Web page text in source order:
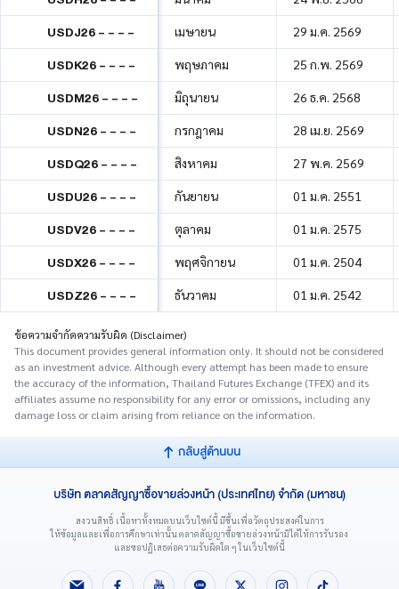
USDJ26 - - - - เมษายน 29 ม.ค. 2569
USDK26 - - - - พฤษภาคม 25 ก.พ. 2569
USDM26 - - - - มิถุนายน 26 ธ.ค. 2568
USDN26 - - - - กรกฎาคม 28 เม.ย. 2569
USDQ26 - - - - สิงหาคม 27 พ.ค. 2569
USDU26 - - - - กันยายน 01 ม.ค. 2551
USDV26 - - - - ตุลาคม 01 ม.ค. 2575
USDX26 - - - - พฤศจิกายน 01 ม.ค. 2504
USDZ26 - - - - ธันวาคม 01 ม.ค. 2542
ข้อความจำกัดความรับผิด (Disclaimer)
This document provides general information only. It should not be considered
as an investment advice. Although every attempt has been made to ensure
the accuracy of the information, Thailand Futures Exchange (TFEX) and its
affiliates assume no responsibility for any error or omissions, including any
damage loss or claim arising from reliance on the information.
กลับสู่ด้านบน
บริษัท ตลาดสัญญาซื้อขายล่วงหน้า (ประเทศไทย) จำกัด (มหาชน)
สงวนสิทธิ์ เนื้อหาทั้งหมดบนเว็บไซต์นี้ มีขึ้นเพื่อวัตถุประสงค์ในการ
ให้ข้อมูลและเพื่อการศึกษาเท่านั้น ตลาดสัญญาซื้อขายล่วงหน้ามิได้ให้การรับรอง
และขอปฏิเสธต่อความรับผิดใด ๆ ในเว็บไซต์นี้